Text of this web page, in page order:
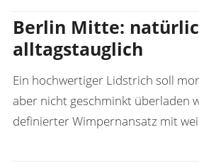
Berlin Mitte:
alltagstauglich
Ein hochwertiger Lidstrich soll
aber nicht geschminkt überladen
definierter Wimpernansatz mit